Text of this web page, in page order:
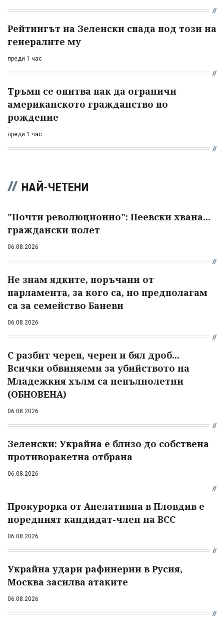
Рейтингът на Зеленски спада под този на
генералите му
преди 1 час
Тръмп се опитва пак да ограничи
американското гражданство по
рождение
преди 1 час
НАЙ-ЧЕТЕНИ
"Почти революционно": Пеевски хвана...
граждански полет
06.08.2026
Не знам ядките, поръчани от
парламента, за кого са, но предполагам
са за семейство Баневи
06.08.2026
С разбит череп, черен и бял дроб...
Всички обвиняеми за убийството на
Младежкия хълм са непълнолетни
(ОБНОВЕНА)
06.08.2026
Зеленски: Украйна е близо до собствена
противоракетна отбрана
06.08.2026
Прокурорка от Апелативна в Пловдив е
поредният кандидат-член на ВСС
06.08.2026
Украйна удари рафинерии в Русия,
Москва засилва атаките
06.08.2026